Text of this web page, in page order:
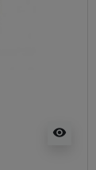
visibility